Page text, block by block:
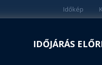
Időkép
IDŐJÁRÁS